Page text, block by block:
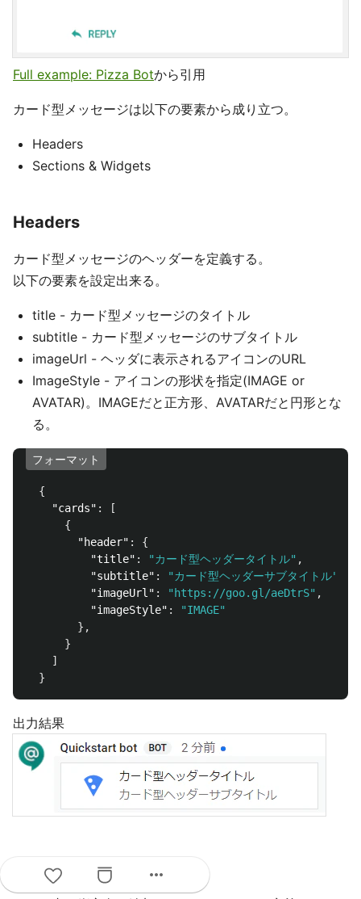
Full example: Pizza Botから引用
カード型メッセージは以下の要素から成り立つ。
Headers
Sections & Widgets
Headers
カード型メッセージのヘッダーを定義する。
以下の要素を設定出来る。
title - カード型メッセージのタイトル
subtitle - カード型メッセージのサブタイトル
imageUrl - ヘッダに表示されるアイコンのURL
ImageStyle - アイコンの形状を指定(IMAGE or
AVATAR)。IMAGEだと正方形、AVATARだと円形とな
る。
フォーマット
{
"cards" :
[
{
"header" :
{
"title" : "カード型ヘッダータイトル" ,
"subtitle" : "カード型ヘッダーサブタイトル"
"imageUrl" : "https://goo.gl/aeDtrS" ,
"imageStyle" :
"IMAGE"
},
}
]
}
出力結果
Sections & Widgetsmore_horiz